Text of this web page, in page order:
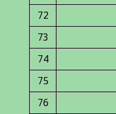
72
73
74
75
76